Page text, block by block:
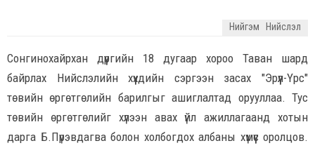
Нийгэм Нийслэл
Сонгинохайрхан дүүргийн 18 дугаар хороо Таван шард
байрлах Нийслэлийн хүүхдийн сэргээн засах "Эрүүл-Үрс"
төвийн өргөтгөлийн барилгыг ашиглалтад орууллаа. Тус
төвийн өргөтгөлийг хүлээн авах үйл ажиллагаанд хотын
дарга Б.Пүрэвдагва болон холбогдох албаны хүмүүс оролцов.